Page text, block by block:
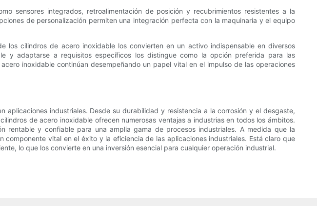
sensores integrados, retroalimentación de posición y recubrimientos resistentes a la
de personalización permiten una integración perfecta con la maquinaria y el equipo
los cilindros de acero inoxidable los convierten en un activo indispensable en diversos
y adaptarse a requisitos específicos los distingue como la opción preferida para las
inoxidable continúan desempeñando un papel vital en el impulso de las operaciones
industriales. Desde su durabilidad y resistencia a la corrosión y el desgaste,
de acero inoxidable ofrecen numerosas ventajas a industrias en todos los ámbitos.
rentable y confiable para una amplia gama de procesos industriales. A medida que la
vital en el éxito y la eficiencia de las aplicaciones industriales. Está claro que
lo que los convierte en una inversión esencial para cualquier operación industrial.